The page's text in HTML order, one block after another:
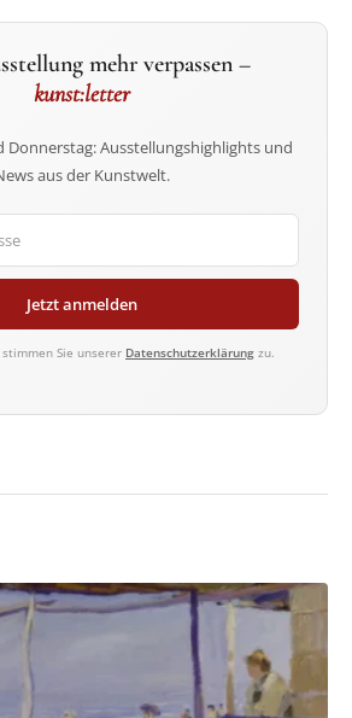
mehr verpassen –
kunst:letter
Donnerstag: Ausstellungshighlights und
aus der Kunstwelt.
Jetzt anmelden
Sie unserer Datenschutzerklärung zu.